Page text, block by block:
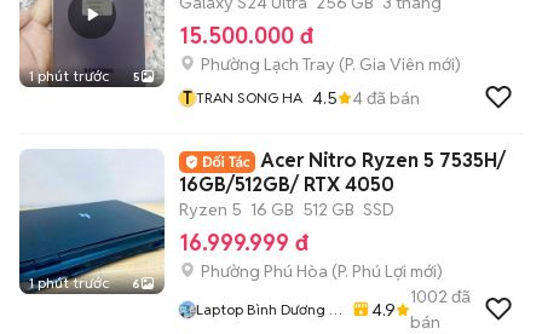
1 phút trước 5
15.500.000 đ
Phường Lạch Tray (P. Gia Viên mới)
T TRAN SONG HA 4.5 4đã bán
1 phút trước 6
Acer Nitro Ryzen 5 7535H/
16GB/512GB/ RTX 4050
Ryzen 5 16 GB 512 GB SSD
16.999.999 đ
Phường Phú Hòa (P. Phú Lợi mới)
Laptop Bình Dương (
4.9
1002 đã
bán